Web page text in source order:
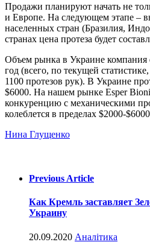
Продажи планируют начать не
и Европе. На следующем этапе –
населенных стран (Бразилия,
странах цена протеза будет
Объем рынка в Украине компания
год (всего, по текущей
1100 протезов рук). В Украине
$6000. На нашем рынке Esper
конкуренцию с механическими
колеблется в пределах $2000-
Нина Глущенко
Previous Article
Как Кремль заставляет
Украину
20.09.2020 Аналітика